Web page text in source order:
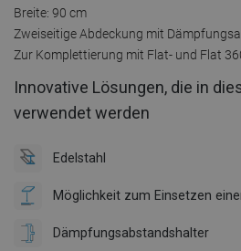
Breite: 90 cm
Zweiseitige Abdeckung mit
Zur Komplettierung mit Flat- und Flat
Innovative Lösungen, die in
verwendet werden
Edelstahl
Möglichkeit zum Einsetzen
Dämpfungsabstandshalter